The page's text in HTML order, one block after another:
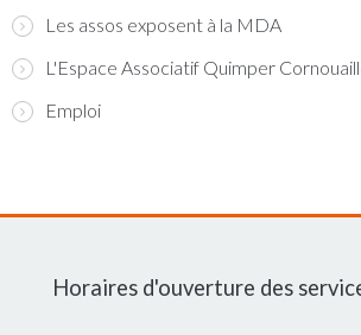
Les assos exposent à la MDA
L'Espace Associatif Quimper
Emploi
Horaires d'ouverture des